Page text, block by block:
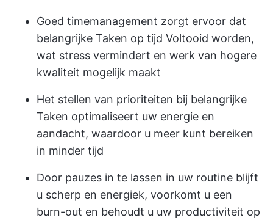
Goed timemanagement zorgt ervoor dat
belangrijke Taken op tijd Voltooid worden,
wat stress vermindert en werk van hogere
kwaliteit mogelijk maakt
Het stellen van prioriteiten bij belangrijke
Taken optimaliseert uw energie en
aandacht, waardoor u meer kunt bereiken
in minder tijd
Door pauzes in te lassen in uw routine blijft
u scherp en energiek, voorkomt u een
burn-out en behoudt u uw productiviteit op